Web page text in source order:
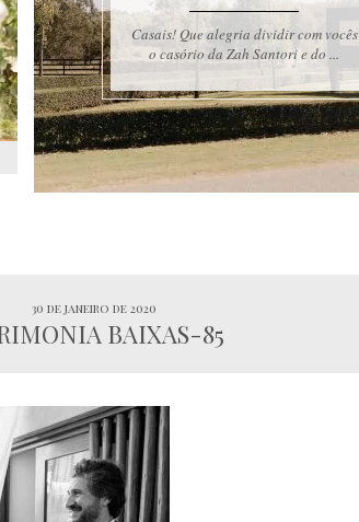
Casais! Que alegria dividir com vocês
o casório da Zah Santori e do ...
30 de janeiro de 2020
BAIXAS-85